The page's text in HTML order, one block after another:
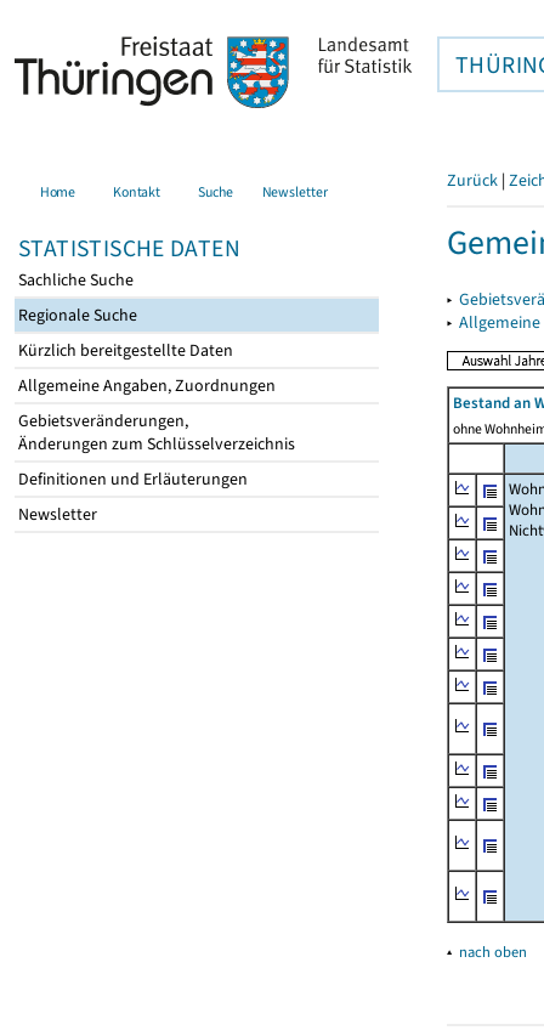
Home Kontakt Suche Newsletter
STATISTISCHE DATEN
Sachliche Suche
Regionale Suche
Kürzlich bereitgestellte Daten
Allgemeine Angaben, Zuordnungen
Gebietsveränderungen,
Änderungen zum Schlüsselverzeichnis
Definitionen und Erläuterungen
Newsletter
Zurück |
▸
▸
Bestand an
ohne
▴ nach oben